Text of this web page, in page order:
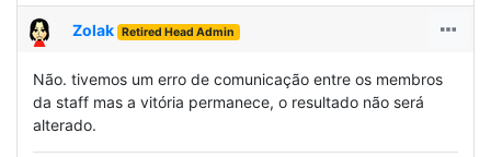
Zolak Retired Head Admin
Não. tivemos um erro de comunicação entre os membros
da staff mas a vitória permanece, o resultado não será
alterado.